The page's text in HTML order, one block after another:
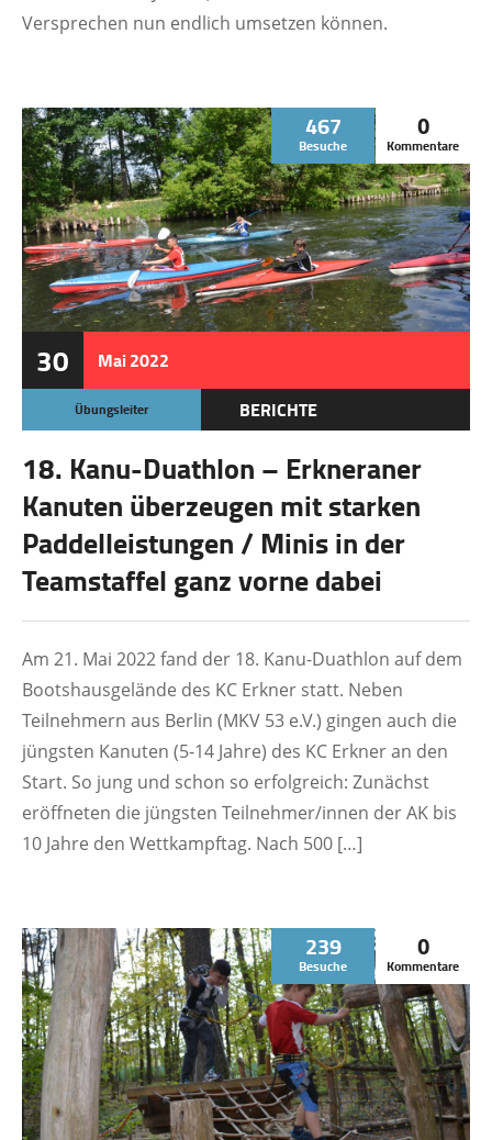
Versprechen nun endlich umsetzen können.
30 Mai2022
467
Besuche
0
Kommentare
Übungsleiter BERICHTE
18. Kanu-Duathlon – Erkneraner
Kanuten überzeugen mit starken
Paddelleistungen / Minis in der
Teamstaffel ganz vorne dabei
Am 21. Mai 2022 fand der 18. Kanu-Duathlon auf dem
Bootshausgelände des KC Erkner statt. Neben
Teilnehmern aus Berlin (MKV 53 e.V.) gingen auch die
jüngsten Kanuten (5-14 Jahre) des KC Erkner an den
Start. So jung und schon so erfolgreich: Zunächst
eröffneten die jüngsten Teilnehmer/innen der AK bis
10 Jahre den Wettkampftag. Nach 500 […]
239
Besuche
0
Kommentare